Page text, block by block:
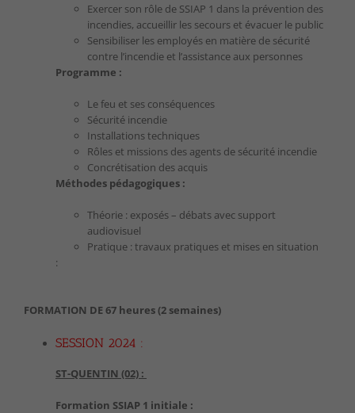
Exercer son rôle de SSIAP 1 dans la prévention des
incendies, accueillir les secours et évacuer le public
Sensibiliser les employés en matière de sécurité
contre l’incendie et l’assistance aux personnes
Programme :
Le feu et ses conséquences
Sécurité incendie
Installations techniques
Rôles et missions des agents de sécurité incendie
Concrétisation des acquis
Méthodes pédagogiques :
Théorie : exposés – débats avec support
audiovisuel
Pratique : travaux pratiques et mises en situation
:
FORMATION DE 67 heures (2 semaines)
SESSION 2024 :
ST-QUENTIN (02) :
Formation SSIAP 1 initiale :